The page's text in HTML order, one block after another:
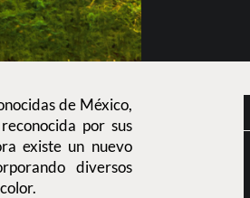
de México,
por sus
existe un nuevo
diversos